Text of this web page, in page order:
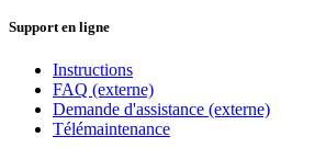
Support en ligne
Instructions
FAQ (externe)
Demande d'assistance (externe)
Télémaintenance